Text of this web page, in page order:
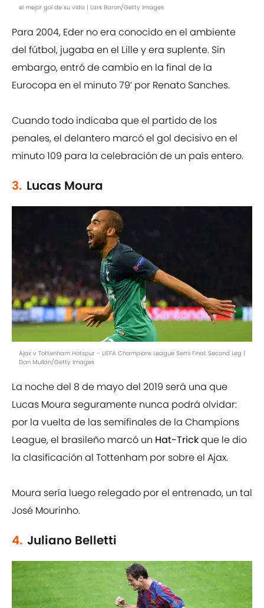
el mejor gol de su vida | Lars Baron/Getty Images
Para 2004, Eder no era conocido en el ambiente
del fútbol, jugaba en el Lille y era suplente. Sin
embargo, entró de cambio en la final de la
Eurocopa en el minuto 79’ por Renato Sanches.
Cuando todo indicaba que el partido de los
penales, el delantero marcó el gol decisivo en el
minuto 109 para la celebración de un país entero.
3. Lucas Moura
Ajax v Tottenham Hotspur - UEFA Champions League Semi Final: Second Leg |
Dan Mullan/Getty Images
La noche del 8 de mayo del 2019 será una que
Lucas Moura seguramente nunca podrá olvidar:
por la vuelta de las semifinales de la Champions
League, el brasileño marcó un Hat-Trickque le dio
la clasificación al Tottenham por sobre el Ajax.
Moura sería luego relegado por el entrenado, un tal
José Mourinho.
4. Juliano Belletti